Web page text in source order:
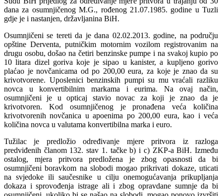
dana za osumnjičenog M.G., rođenog 21.07.1985. godine u Tuzli
gdje je i nastanjen, državljanina BiH.
Osumnjičeni se tereti da je dana 02.02.2013. godine, na području
opštine Derventa, putničkim motornim vozilom registrovanim na
drugu osobu, došao na četiri benzinske pumpe i na svakoj kupio po
10 litara dizel goriva koje je sipao u kanister, a kupljeno gorivo
plaćao je novčanicama od po 200,00 eura, za koje je znao da su
krivotvorene. Uposlenici benzinskih pumpi su mu vraćali razliku
novca u konvertibilnim markama i eurima. Na ovaj način,
osumnjičeni je u opticaj stavio novac za koji je znao da je
krivotvoren. Kod osumnjičenog je pronađena veća količina
krivotvorenih novčanica u apoenima po 200,00 eura, kao i veća
količina novca u valutama konvertibilna marka i euro.
Tužilac je predložio određivanje mjere pritvora iz razloga
predviđenih članom 132. stav 1. tačke b) i c) ZKP-a BiH. Između
ostalog, mjera pritvora predložena je zbog opasnosti da bi
osumnjičeni boravkom na slobodi mogao prikrivati dokaze, uticati
na svjedoke ili saučesnike u cilju onemogućavanja prikupljanja
dokaza i sprovođenja istrage ali i zbog opravdane sumnje da bi